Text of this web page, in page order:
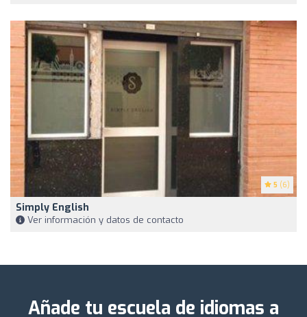
5 (6)
Simply English
Ver información y datos de contacto
Añade tu escuela de idiomas a